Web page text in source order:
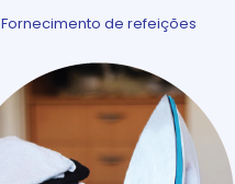
Fornecimento de refeições